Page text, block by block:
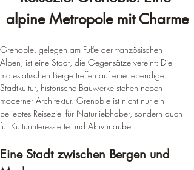
alpine Metropole mit Charme
Grenoble, gelegen am Fuße der französischen
Alpen, ist eine Stadt, die Gegensätze vereint: Die
majestätischen Berge treffen auf eine lebendige
Stadtkultur, historische Bauwerke stehen neben
moderner Architektur. Grenoble ist nicht nur ein
beliebtes Reiseziel für Naturliebhaber, sondern auch
für Kulturinteressierte und Aktivurlauber.
Eine Stadt zwischen Bergen und